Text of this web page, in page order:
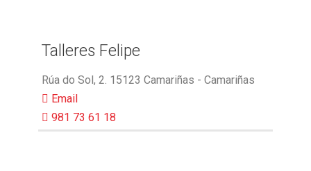
Talleres Felipe
Rúa do Sol, 2. 15123 Camariñas - Camariñas
Email
981 73 61 18